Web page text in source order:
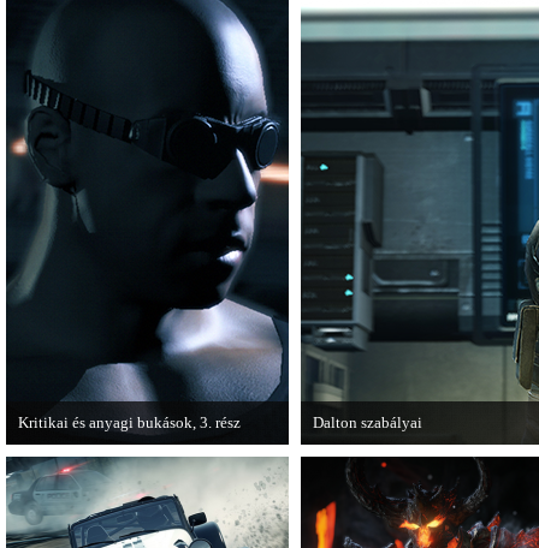
Kritikai és anyagi bukások, 3. rész
A PC Guru "Kritikai és anyagi bukások"
című cikksorozatának utolsó részét
olvashatjuk.
Dalton szabályai
Új videóval jelentkezik az